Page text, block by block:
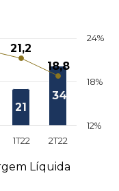
21
34
21,2
18,8
Líquida
1T22 2T22
12%
18%
24%